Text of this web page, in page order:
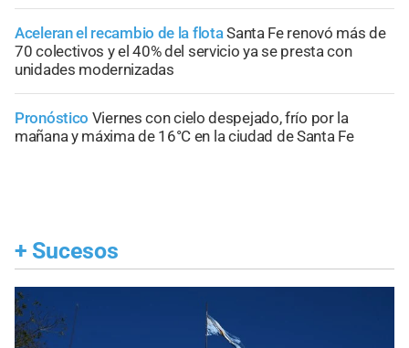
Aceleran el recambio de la flotaSanta Fe renovó más de
70 colectivos y el 40% del servicio ya se presta con
unidades modernizadas
Pronóstico Viernes con cielo despejado, frío por la
mañana y máxima de 16°C en la ciudad de Santa Fe
+ Sucesos